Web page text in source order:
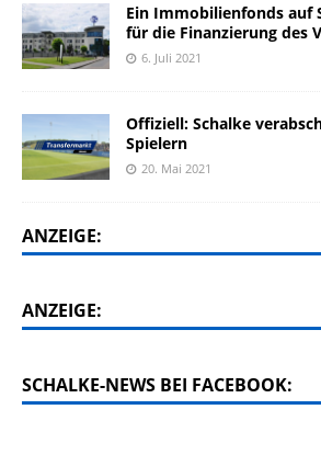
Ein Immobilienfonds auf
für die Finanzierung des
6. Juli 2021
Offiziell: Schalke
Spielern
20. Mai 2021
ANZEIGE:
ANZEIGE:
SCHALKE-NEWS BEI FACEBOOK: